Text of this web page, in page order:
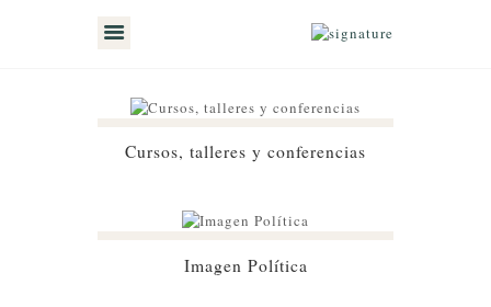
INICIO
MIS SERVICIOS
TESTIMONIOS
Cursos, talleres y conferencias
Imagen Política